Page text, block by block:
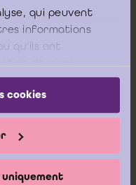
qui peuvent
informations
qu'ils ont
cookies
uniquement
de fait correspond
activité
des statuts
indirect d’une